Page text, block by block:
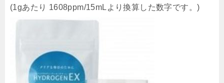
(1gあたり 1608ppm/15mLより換算した数字です。)